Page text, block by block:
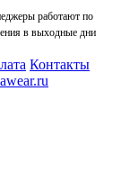
работают по
в выходные дни
Контакты